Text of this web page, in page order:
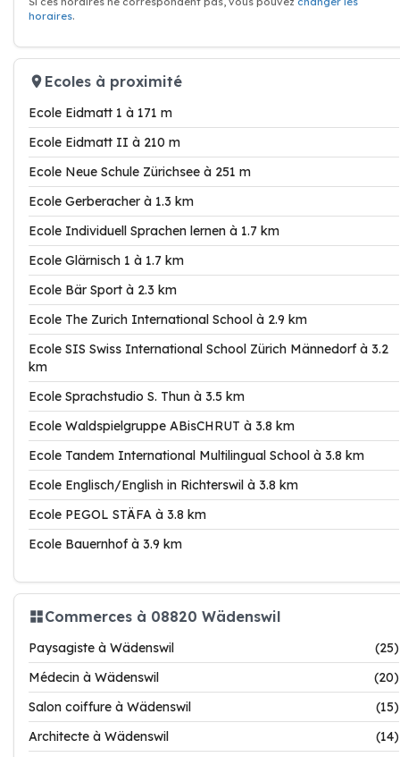
horaires.
Ecoles à proximité
Ecole Eidmatt 1 à 171 m
Ecole Eidmatt II à 210 m
Ecole Neue Schule Zürichsee à 251 m
Ecole Gerberacher à 1.3 km
Ecole Individuell Sprachen lernen à 1.7 km
Ecole Glärnisch 1 à 1.7 km
Ecole Bär Sport à 2.3 km
Ecole The Zurich International School à 2.9 km
Ecole SIS Swiss International School Zürich Männedorf à 3.2
km
Ecole Sprachstudio S. Thun à 3.5 km
Ecole Waldspielgruppe ABisCHRUT à 3.8 km
Ecole Tandem International Multilingual School à 3.8 km
Ecole Englisch/English in Richterswil à 3.8 km
Ecole PEGOL STÄFA à 3.8 km
Ecole Bauernhof à 3.9 km
Commerces à 08820 Wädenswil
Paysagiste à Wädenswil
(25)
Médecin à Wädenswil
(20)
Salon coiffure à Wädenswil
(15)
Architecte à Wädenswil
(14)